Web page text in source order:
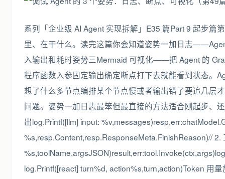
系列「企业级 AI Agent 实现拆解」E35 篇Part 9 起步
里、在干什么。读完这篇你会知道姿势一加日志
入输出和耗时姿势三Mermaid 可视化——把 Agent 的
程序函数入参固定输出确定断点打下去就能看到状态。
想了什么多节点编排某个节点慢或者输出错了要追几层
问题。姿势一加日志最笨但最直接的方法适合刚起步、
出log.Printf([llm] input:
%s,resp.Content,resp.ResponseMeta.FinishReason)// 2.
log.Printf([react] turn%d, action%s,turn,action)Token 用